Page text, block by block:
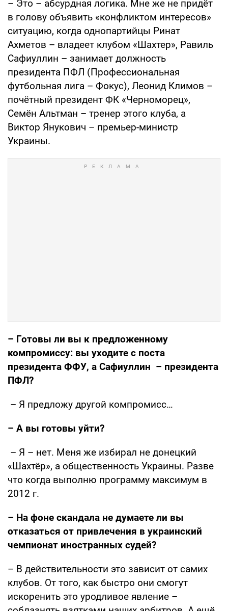
– Это – абсурдная логика. Мне же не придёт
в голову объявить «конфликтом интересов»
ситуацию, когда однопартийцы Ринат
Ахметов – владеет клубом «Шахтер», Равиль
Сафиуллин – занимает должность
президента ПФЛ (Профессиональная
футбольная лига – Фокус), Леонид Климов –
почётный президент ФК «Черноморец»,
Семён Альтман – тренер этого клуба, а
Виктор Янукович – премьер-министр
Украины.
– Готовы ли вы к предложенному
компромиссу: вы уходите с поста
президента ФФУ, а Сафиуллин – президента
ПФЛ?
– Я предложу другой компромисс…
– А вы готовы уйти?
– Я – нет. Меня же избирал не донецкий
«Шахтёр», а общественность Украины. Разве
что когда выполню программу максимум в
2012 г.
– На фоне скандала не думаете ли вы
отказаться от привлечения в украинский
чемпионат иностранных судей?
– В действительности это зависит от самих
клубов. От того, как быстро они смогут
искоренить это уродливое явление –